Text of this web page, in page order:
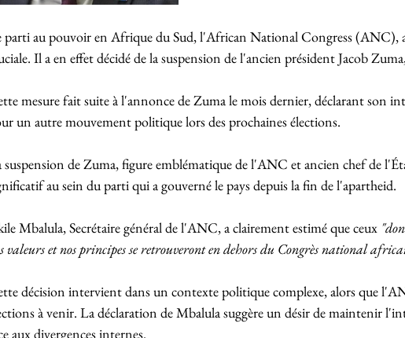
parti au pouvoir en Afrique du Sud, l'African National Congress (ANC),
Il a en effet décidé de la suspension de l'ancien président Jacob
mesure fait suite à l'annonce de Zuma le mois dernier, déclarant son
un autre mouvement politique lors des prochaines élections.
suspension de Zuma, figure emblématique de l'ANC et ancien chef de
au sein du parti qui a gouverné le pays depuis la fin de l'apartheid.
Mbalula, Secrétaire général de l'ANC, a clairement estimé que ceux
valeurs et nos principes se retrouveront en dehors du Congrès national
décision intervient dans un contexte politique complexe, alors que
à venir. La déclaration de Mbalula suggère un désir de maintenir
aux divergences internes.